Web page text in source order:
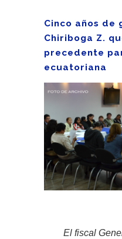
Cinco años de
Chiriboga Z.
precedente
ecuatoriana
El fiscal